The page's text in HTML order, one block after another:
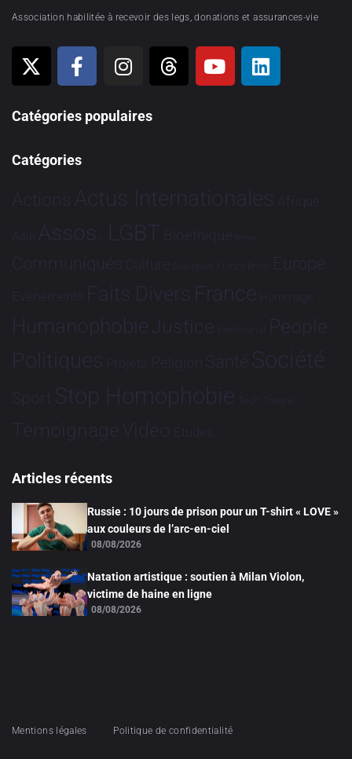
Association habilitée à recevoir des legs, donations et assurances-vie
Catégories populaires
Catégories
Actions Actus Internationales Afrique
Asie Assos. LGBT Bioéthique Brève
Communiqués Culture Dialogues France-Brésil Europe
Evénements Faits Divers France Hommage
HumanophobieJustice Partenariat People
Politiques Projets Religion Santé Société
Sport Stop Homophobie Tech Tribune
TémoignageVidéo Études
Articles récents
Russie : 10 jours de prison pour un T-shirt « LOVE »
aux couleurs de l’arc-en-ciel
08/08/2026
Natation artistique : soutien à Milan Violon,
victime de haine en ligne
08/08/2026
Mentions légales Politique de confidentialité